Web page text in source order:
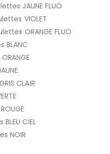
JAUNE FLUO
VIOLET
ORANGE FLUO
BLANC
CLAIR
CIEL
NOIR